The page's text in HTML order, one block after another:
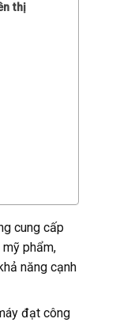
thị
cung cấp
phẩm,
năng cạnh
đạt công